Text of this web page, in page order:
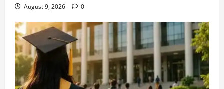
August 9, 2026 0